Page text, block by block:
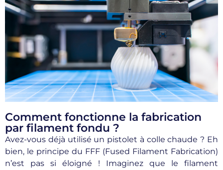
Comment fonctionne la fabrication
par filament fondu ?
Avez-vous déjà utilisé un pistolet à colle chaude ? Eh
bien, le principe du FFF (Fused Filament Fabrication)
n’est pas si éloigné ! Imaginez que le filament